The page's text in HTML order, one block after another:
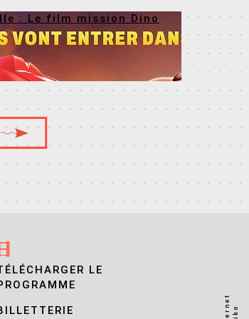
: Le film mission Dino
LE